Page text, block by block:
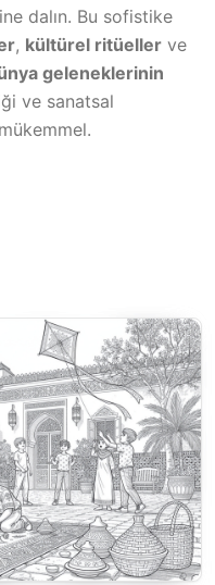
dalın. Bu sofistike
, kültürel ritüeller ve
geleneklerinin
ve sanatsal